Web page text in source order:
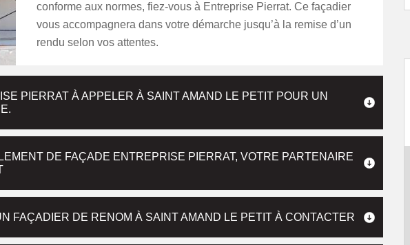
conforme aux normes, fiez-vous à Entreprise Pierrat. Ce façadier
vous accompagnera dans votre démarche jusqu’à la remise d’un
rendu selon vos attentes.
PIERRAT À APPELER À SAINT AMAND LE PETIT POUR UN
DE FAÇADE ENTREPRISE PIERRAT, VOTRE PARTENAIRE
FAÇADIER DE RENOM À SAINT AMAND LE PETIT À CONTACTER